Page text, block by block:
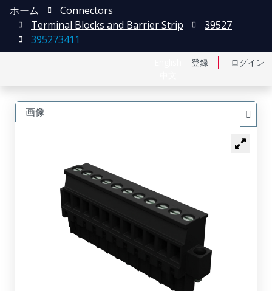
登録 ログイン
ホーム
Connectors
Terminal Blocks and Barrier Strip
39527
395273411
画像